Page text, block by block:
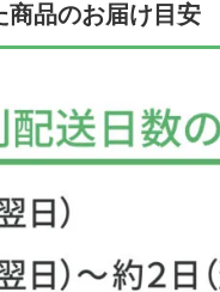
商品のお届け目安